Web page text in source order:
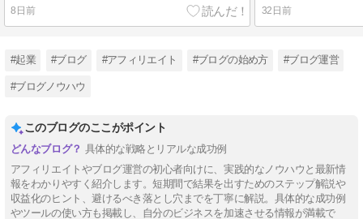
8日前 32日前
#起業 #ブログ #アフィリエイト #ブログの始め方 #ブログ運営
#ブログノウハウ
このブログのここがポイント
具体的な戦略とリアルな成功例
アフィリエイトやブログ運営の初心者向けに、実践的なノウハウと最新情
報をわかりやすく紹介します。短期間で結果を出すためのステップ解説や
収益化のヒント、避けるべき落とし穴までを丁寧に解説。具体的な成功例
やツールの使い方も掲載し、自分のビジネスを加速させる情報が満載で